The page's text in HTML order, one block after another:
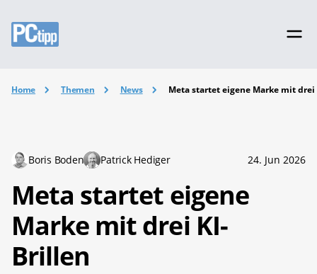
Home Themen News Meta startet eigene Marke mit
Boris Boden Patrick Hediger 24. Jun 2026
Meta startet eigene
Marke mit drei KI-
Brillen